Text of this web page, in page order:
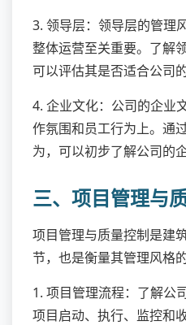
3. 领导层：领导层的管理
整体运营至关重要。了解
可以评估其是否适合公司
4. 企业文化：公司的企业
作氛围和员工行为上。通
为，可以初步了解公司的
三、项目管理与
项目管理与质量控制是建
节，也是衡量其管理风格
1. 项目管理流程：了解公
项目启动、执行、监控和